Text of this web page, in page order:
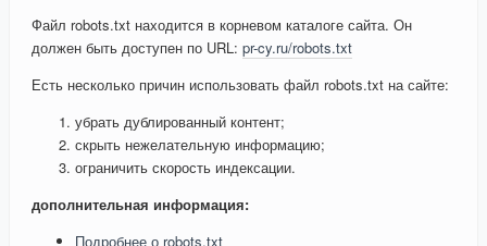
Файл robots.txt находится в корневом каталоге сайта. Он
должен быть доступен по URL: pr-cy.ru/robots.txt
Есть несколько причин использовать файл robots.txt на сайте:
убрать дублированный контент;
скрыть нежелательную информацию;
ограничить скорость индексации.
дополнительная информация:
Подробнее о robots.txt